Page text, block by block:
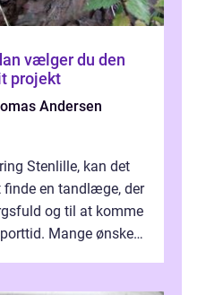
projekt
Andersen
Stenlille, kan det
en tandlæge, der
og til at komme
Mange ønsker